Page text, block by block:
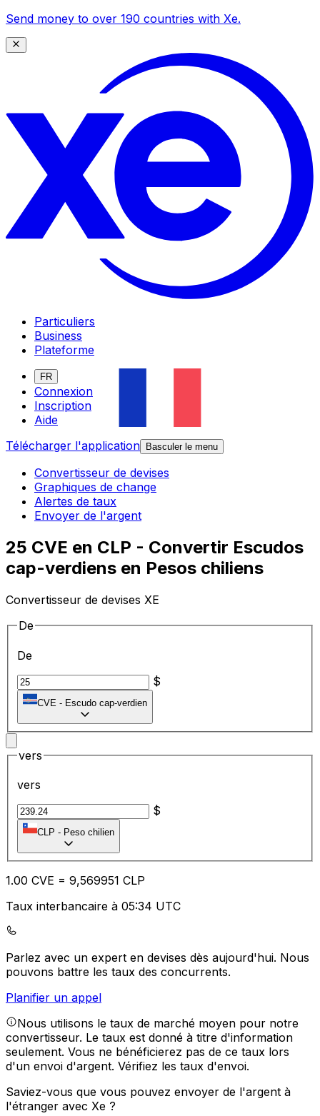
Send money to over 190 countries with Xe.
Particuliers
Business
Plateforme
FR
Connexion
Inscription
Aide
Télécharger l'application
Basculer le menu
Convertisseur de devises
Graphiques de change
Alertes de taux
Envoyer de l'argent
25 CVE en CLP - Convertir Escudos
cap-verdiens en Pesos chiliens
Convertisseur de devises XE
De
De
$
CVE - Escudo cap-verdien
vers
vers
$
CLP - Peso chilien
1.00 CVE = 9,569951 CLP
Taux interbancaire à 05:34 UTC
Parlez avec un expert en devises dès aujourd'hui. Nous
pouvons battre les taux des concurrents.
Planifier un appel
Nous utilisons le taux de marché moyen pour notre
convertisseur. Le taux est donné à titre d'information
seulement. Vous ne bénéficierez pas de ce taux lors
d'un envoi d'argent. Vérifiez les taux d'envoi.
Saviez-vous que vous pouvez envoyer de l'argent à
l'étranger avec Xe ?